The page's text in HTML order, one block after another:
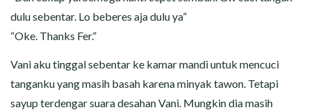
dulu sebentar. Lo beberes aja dulu ya”
“Oke. Thanks Fer.”
Vani aku tinggal sebentar ke kamar mandi untuk mencuci
tanganku yang masih basah karena minyak tawon. Tetapi
sayup terdengar suara desahan Vani. Mungkin dia masih